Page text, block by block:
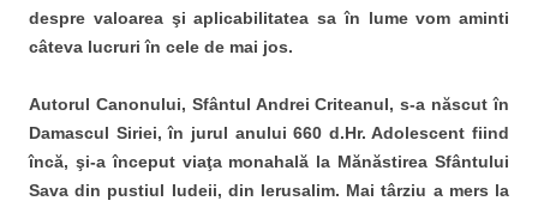
despre valoarea şi aplicabilitatea sa în lume vom aminti
câteva lucruri în cele de mai jos.
Autorul Canonului, Sfântul Andrei Criteanul, s-a născut în
Damascul Siriei, în jurul anului 660 d.Hr. Adolescent fiind
încă, şi-a început viaţa monahală la Mănăstirea Sfântului
Sava din pustiul Iudeii, din Ierusalim. Mai târziu a mers la